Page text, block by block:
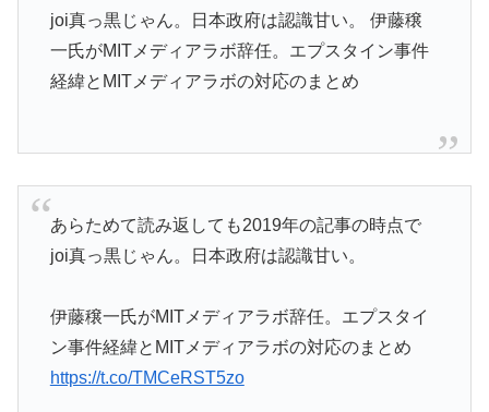
joi真っ黒じゃん。日本政府は認識甘い。 伊藤穣
一氏がMITメディアラボ辞任。エプスタイン事件
経緯とMITメディアラボの対応のまとめ
あらためて読み返しても2019年の記事の時点で
joi真っ黒じゃん。日本政府は認識甘い。
伊藤穣一氏がMITメディアラボ辞任。エプスタイ
ン事件経緯とMITメディアラボの対応のまとめ
https://t.co/TMCeRST5zo